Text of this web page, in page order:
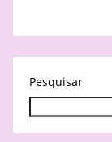
Pesquisar